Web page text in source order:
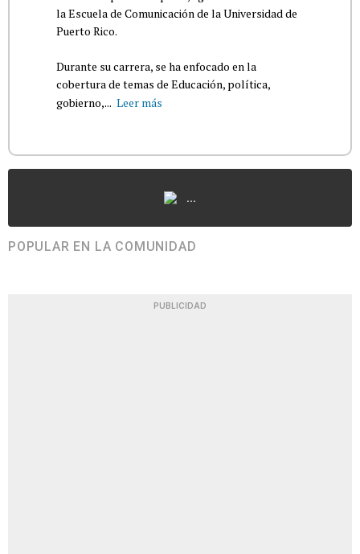
la Escuela de Comunicación de la Universidad de
Puerto Rico.
Durante su carrera, se ha enfocado en la
cobertura de temas de Educación, política,
gobierno,... Leer más
...
POPULAR EN LA COMUNIDAD
PUBLICIDAD